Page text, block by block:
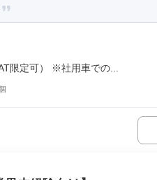
限定可） ※社用車での...